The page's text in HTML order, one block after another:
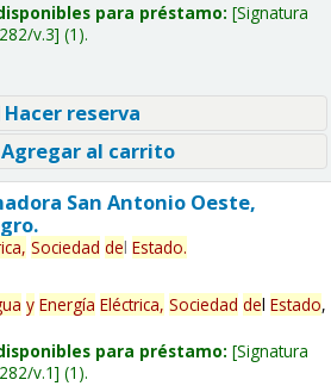
para préstamo: Signatura
v.3 (1).
Hacer reserva
al carrito
San Antonio Oeste,
Sociedad del Estado.
y Energía Eléctrica, Sociedad del Estado,
para préstamo: Signatura
v.1 (1).